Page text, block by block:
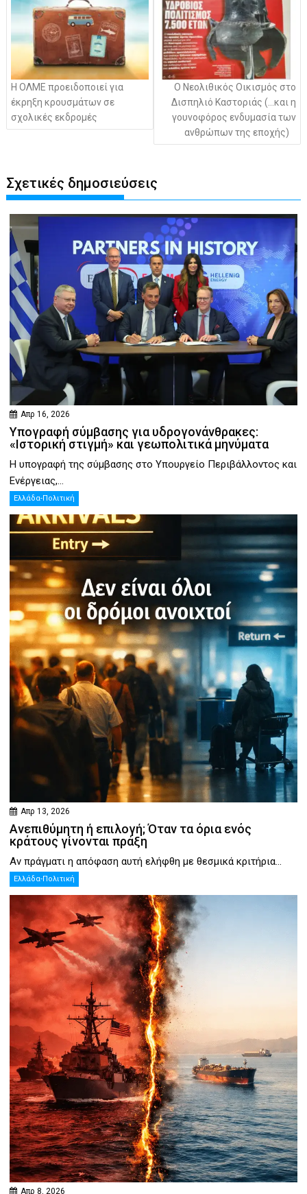
Η ΟΛΜΕ προειδοποιεί για
έκρηξη κρουσμάτων σε
σχολικές εκδρομές
Ο Νεολιθικός Οικισμός στο
Δισπηλιό Καστοριάς (…και η
γουνοφόρος ενδυμασία των
ανθρώπων της εποχής)
Σχετικές δημοσιεύσεις
Απρ 16, 2026
Υπογραφή σύμβασης για υδρογονάνθρακες:
«Ιστορική στιγμή» και γεωπολιτικά μηνύματα
Η υπογραφή της σύμβασης στο Υπουργείο Περιβάλλοντος και
Ενέργειας,...
Ελλάδα-Πολιτική
Απρ 13, 2026
Ανεπιθύμητη ή επιλογή; Όταν τα όρια ενός
κράτους γίνονται πράξη
Αν πράγματι η απόφαση αυτή ελήφθη με θεσμικά κριτήρια...
Ελλάδα-Πολιτική
Απρ 8, 2026